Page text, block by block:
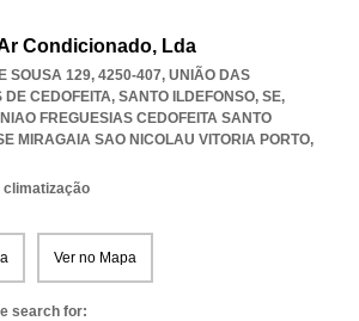
Condicionado, Lda
SOUSA 129, 4250-407, UNIÃO DAS
DE CEDOFEITA, SANTO ILDEFONSO, SE,
FREGUESIAS CEDOFEITA SANTO
MIRAGAIA SAO NICOLAU VITORIA PORTO,
climatização
Ver no Mapa
search for: